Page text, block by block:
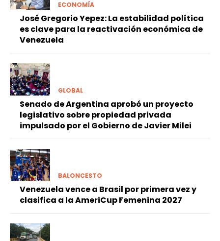
ECONOMÍA
José Gregorio Yepez: La estabilidad política
es clave para la reactivación económica de
Venezuela
GLOBAL
Senado de Argentina aprobó un proyecto
legislativo sobre propiedad privada
impulsado por el Gobierno de Javier Milei
BALONCESTO
Venezuela vence a Brasil por primera vez y
clasifica a la AmeriCup Femenina 2027